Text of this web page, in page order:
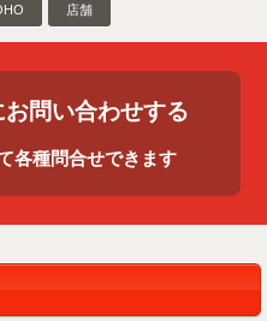
店舗
問い合わせする
各種問合せできます